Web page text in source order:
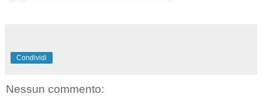
Condividi
Nessun commento: